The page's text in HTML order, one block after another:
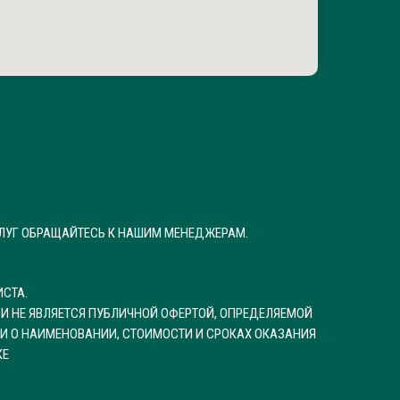
ОБРАЩАЙТЕСЬ К НАШИМ МЕНЕДЖЕРАМ.
ЯВЛЯЕТСЯ ПУБЛИЧНОЙ ОФЕРТОЙ, ОПРЕДЕЛЯЕМОЙ
НАИМЕНОВАНИИ, СТОИМОСТИ И СРОКАХ ОКАЗАНИЯ